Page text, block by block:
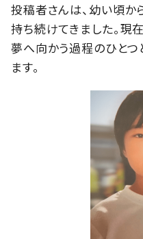
投稿者さんは、幼い頃か
持ち続けてきました。現
夢へ向かう過程のひと
ます。